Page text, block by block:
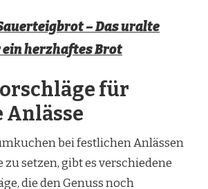
– Das uralte
ein herzhaftes Brot
für
bei festlichen Anlässen
setzen, gibt es verschiedene
die den Genuss noch